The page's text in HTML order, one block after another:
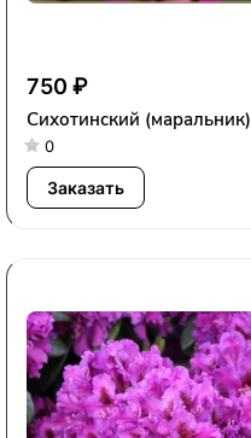
750 ₽
Сихотинский (маральник)
0
Заказать